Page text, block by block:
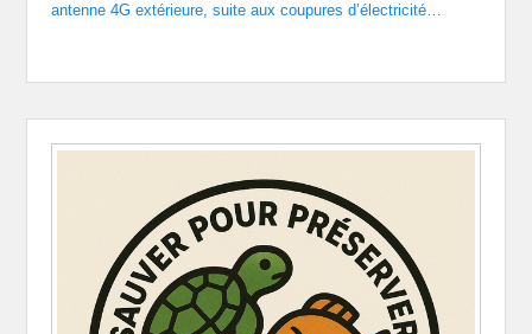
antenne 4G extérieure, suite aux coupures d’électricité…